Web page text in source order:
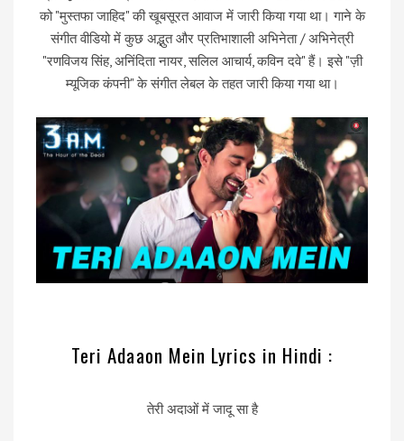
को "मुस्तफा जाहिद" की खूबसूरत आवाज में जारी किया गया था। गाने के
संगीत वीडियो में कुछ अद्भुत और प्रतिभाशाली अभिनेता / अभिनेत्री
"रणविजय सिंह, अनिंदिता नायर, सलिल आचार्य, कविन दवे" हैं। इसे "ज़ी
म्यूजिक कंपनी" के संगीत लेबल के तहत जारी किया गया था।
Teri Adaaon Mein Lyrics in Hindi :
तेरी अदाओं में जादू सा है